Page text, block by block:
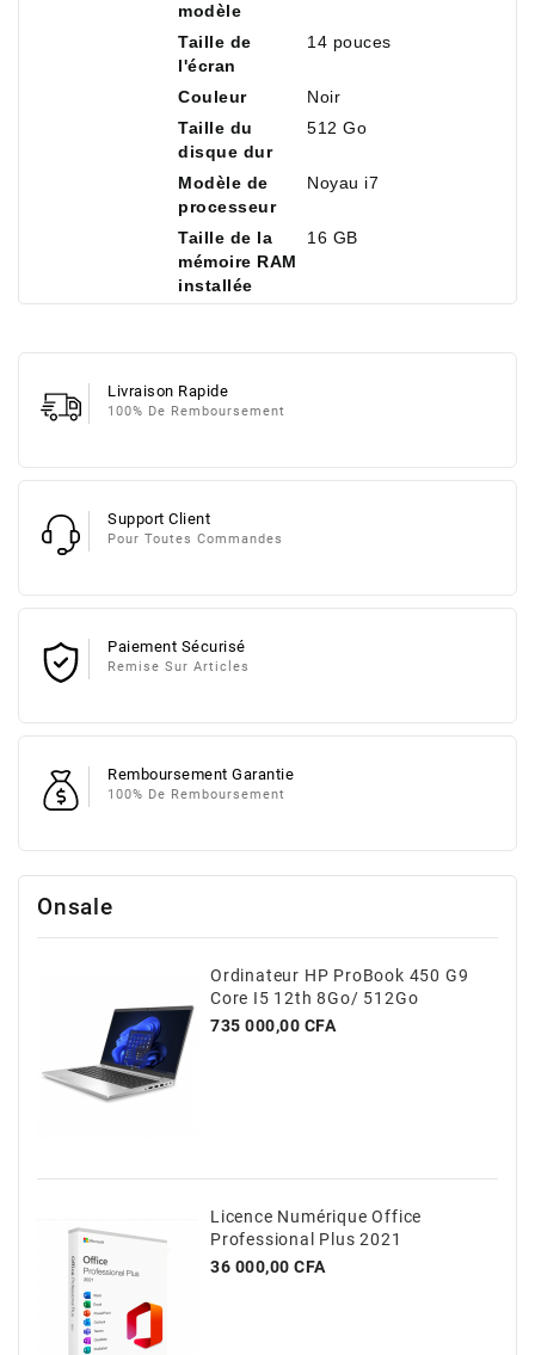
modèle
Taille de
l'écran
14 pouces
Couleur
Noir
Taille du
disque dur
512 Go
Modèle de
processeur
Noyau i7
Taille de la
mémoire RAM
installée
16 GB
Livraison Rapide
100% De Remboursement
Support Client
Pour Toutes Commandes
Paiement Sécurisé
Remise Sur Articles
Remboursement Garantie
100% De Remboursement
Onsale
Ordinateur HP ProBook 450 G9
Core I5 12th 8Go/ 512Go
Prix
735 000,00 CFA
Licence Numérique Office
Professional Plus 2021
Prix
36 000,00 CFA